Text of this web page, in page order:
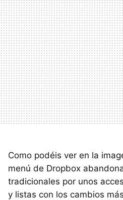
Como podéis ver en la
menú de Dropbox
tradicionales por unos
y listas con los cambios